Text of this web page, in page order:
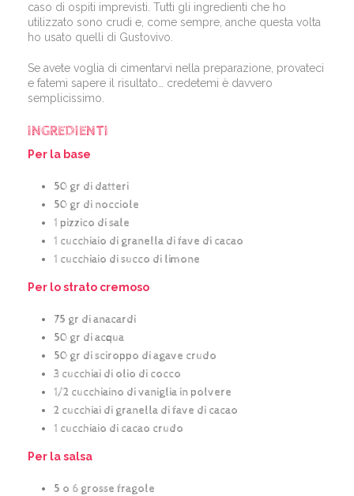
caso di ospiti imprevisti. Tutti gli ingredienti che ho
utilizzato sono crudi e, come sempre, anche questa volta
ho usato quelli di Gustovivo.
Se avete voglia di cimentarvi nella preparazione, provateci
e fatemi sapere il risultato… credetemi è davvero
semplicissimo.
INGREDIENTI
Per la base
50 gr di datteri
50 gr di nocciole
1 pizzico di sale
1 cucchiaio di granella di fave di cacao
1 cucchiaio di succo di limone
Per lo strato cremoso
75 gr di anacardi
50 gr di acqua
50 gr di sciroppo di agave crudo
3 cucchiai di olio di cocco
1/2 cucchiaino di vaniglia in polvere
2 cucchiai di granella di fave di cacao
1 cucchiaio di cacao crudo
Per la salsa
5 o 6 grosse fragole